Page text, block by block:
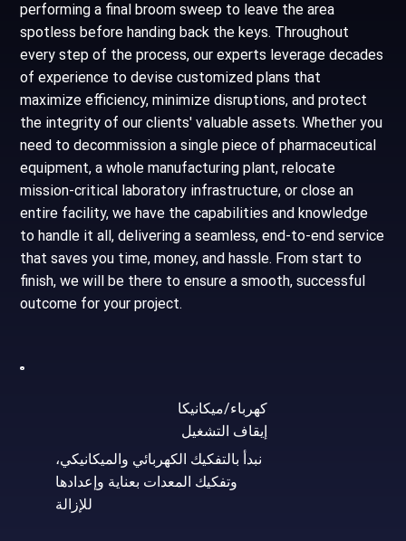
performing a final broom sweep to leave the area
spotless before handing back the keys. Throughout
every step of the process, our experts leverage decades
of experience to devise customized plans that
maximize efficiency, minimize disruptions, and protect
the integrity of our clients' valuable assets. Whether you
need to decommission a single piece of pharmaceutical
equipment, a whole manufacturing plant, relocate
mission-critical laboratory infrastructure, or close an
entire facility, we have the capabilities and knowledge
to handle it all, delivering a seamless, end-to-end service
that saves you time, money, and hassle. From start to
finish, we will be there to ensure a smooth, successful
outcome for your project.
كهرباء/ميكانيكا
إيقاف التشغيل
نبدأ بالتفكيك الكهربائي والميكانيكي،
وتفكيك المعدات بعناية وإعدادها
للإزالة